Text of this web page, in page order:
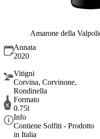
Amarone della
Annata
2020
Vitigni
Corvina, Corvinone,
Rondinella
Formato
0.75l
Info
Contiene Solfiti - Prodotto
in Italia